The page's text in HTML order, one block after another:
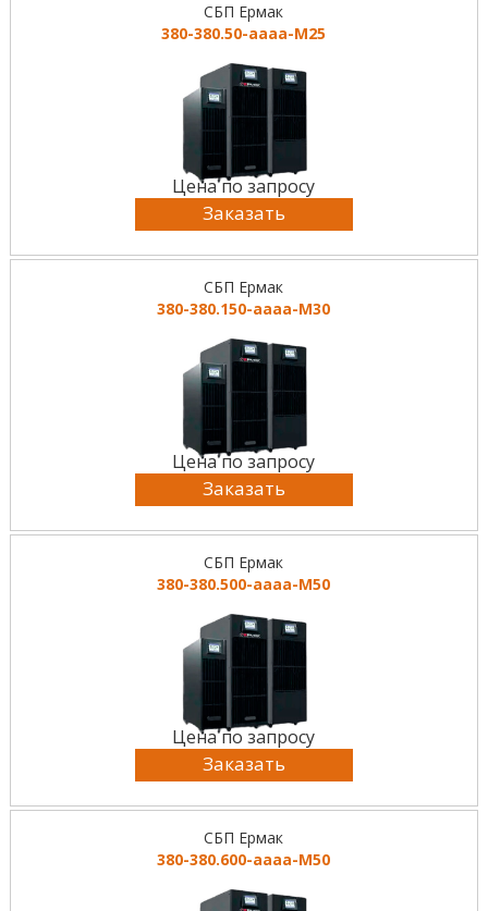
СБП Ермак
380-380.50-аааа-М25
Цена по запросу
Заказать
СБП Ермак
380-380.150-аааа-М30
Цена по запросу
Заказать
СБП Ермак
380-380.500-аааа-М50
Цена по запросу
Заказать
СБП Ермак
380-380.600-аааа-М50